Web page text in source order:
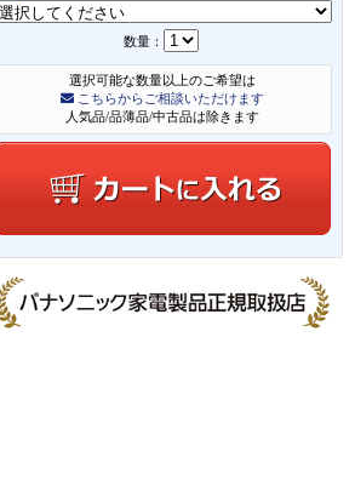
数量：
選択可能な数量以上のご希望は
こちらからご相談いただけます
人気品/品薄品/中古品は除きます